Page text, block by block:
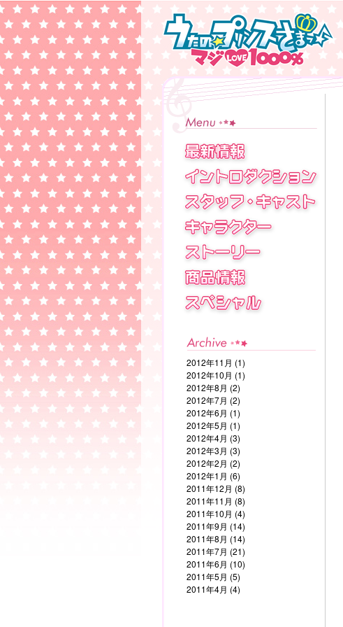
2012年11月 (1)
2012年10月 (1)
2012年8月 (2)
2012年7月 (2)
2012年6月 (1)
2012年5月 (1)
2012年4月 (3)
2012年3月 (3)
2012年2月 (2)
2012年1月 (6)
2011年12月 (8)
2011年11月 (8)
2011年10月 (4)
2011年9月 (14)
2011年8月 (14)
2011年7月 (21)
2011年6月 (10)
2011年5月 (5)
2011年4月 (4)